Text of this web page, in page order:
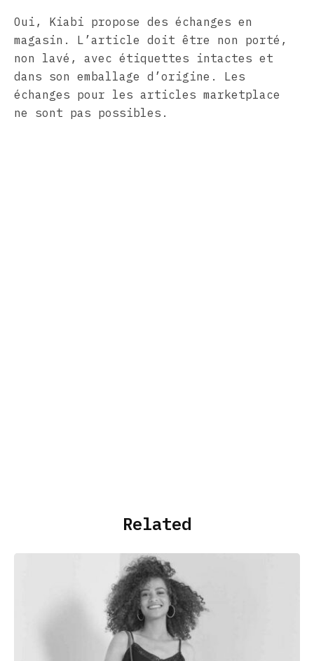
Oui, Kiabi propose des échanges en
magasin. L’article doit être non porté,
non lavé, avec étiquettes intactes et
dans son emballage d’origine. Les
échanges pour les articles marketplace
ne sont pas possibles.
Related